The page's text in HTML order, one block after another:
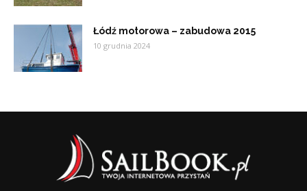
Łódź motorowa – zabudowa 2015
10 grudnia 2024